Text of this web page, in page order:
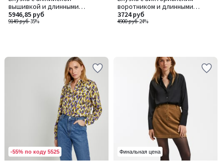
вышивкой и длинными
рукавами
9149 руб-35%
5946,85 руб
воротником и длинными
рукавами
4900 руб-24%
3724 руб
-55% по коду 5525 Финальная цена